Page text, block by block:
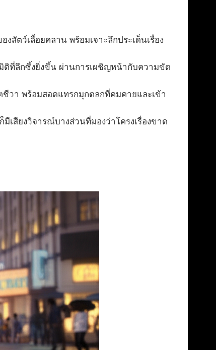
สัตว์เลื้อยคลาน พร้อมเจาะลึกประเด็นเรื่อง
ที่ลึกซึ้งยิ่งขึ้น ผ่านการเผชิญหน้ากับความขัด
วา พร้อมสอดแทรกมุกตลกที่คมคายและเข้า
สียงวิจารณ์บางส่วนที่มองว่าโครงเรื่องขาด